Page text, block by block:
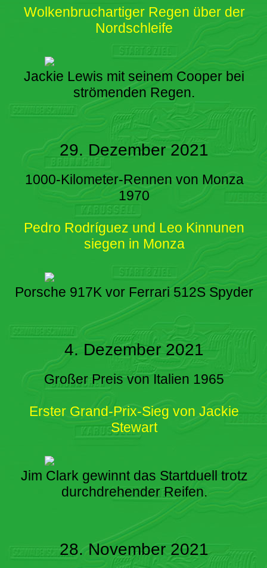
Wolkenbruchartiger Regen über der
Nordschleife
Jackie Lewis mit seinem Cooper bei
strömenden Regen.
29. Dezember 2021
1000-Kilometer-Rennen von Monza
1970
Pedro Rodríguez und Leo Kinnunen
siegen in Monza
Porsche 917K vor Ferrari 512S Spyder
4. Dezember 2021
Großer Preis von Italien 1965
Erster Grand-Prix-Sieg von Jackie
Stewart
Jim Clark gewinnt das Startduell trotz
durchdrehender Reifen.
28. November 2021